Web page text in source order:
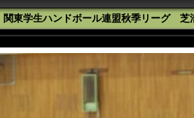
東学生ハンドボール連盟秋季リーグ